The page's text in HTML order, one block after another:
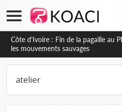
Côte d'Ivoire : Ouattara promet des
déguerpissements illégaux